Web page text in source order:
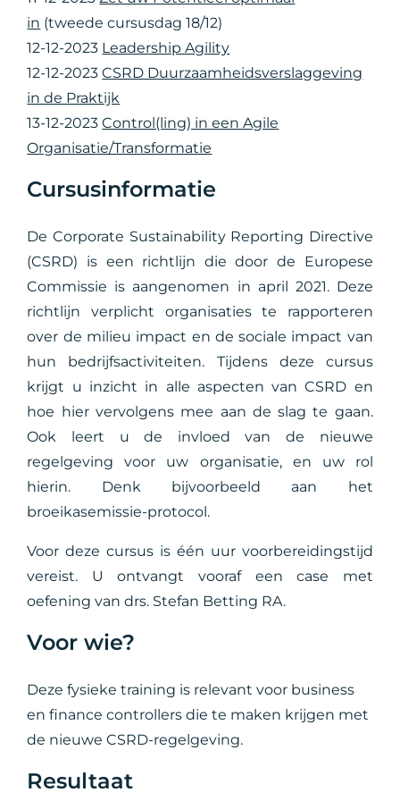
in (tweede cursusdag 18/12)
12-12-2023 Leadership Agility
12-12-2023CSRD Duurzaamheidsverslaggeving
in de Praktijk
13-12-2023Control(ling) in een Agile
Organisatie/Transformatie
Cursusinformatie
De Corporate Sustainability Reporting Directive
(CSRD) is een richtlijn die door de Europese
Commissie is aangenomen in april 2021. Deze
richtlijn verplicht organisaties te rapporteren
over de milieu impact en de sociale impact van
hun bedrijfsactiviteiten. Tijdens deze cursus
krijgt u inzicht in alle aspecten van CSRD en
hoe hier vervolgens mee aan de slag te gaan.
Ook leert u de invloed van de nieuwe
regelgeving voor uw organisatie, en uw rol
hierin. Denk bijvoorbeeld aan het
broeikasemissie-protocol.
Voor deze cursus is één uur voorbereidingstijd
vereist. U ontvangt vooraf een case met
oefening van drs. Stefan Betting RA.
Voor wie?
Deze fysieke training is relevant voor business
en finance controllers die te maken krijgen met
de nieuwe CSRD-regelgeving.
Resultaat